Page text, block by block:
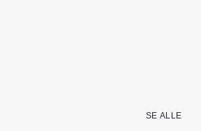
SE ALLE